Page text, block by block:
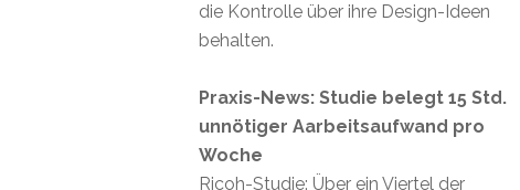
die Kontrolle über ihre Design-Ideen
behalten.
Praxis-News: Studie belegt 15 Std.
unnötiger Aarbeitsaufwand pro
Woche
Ricoh-Studie: Über ein Viertel der